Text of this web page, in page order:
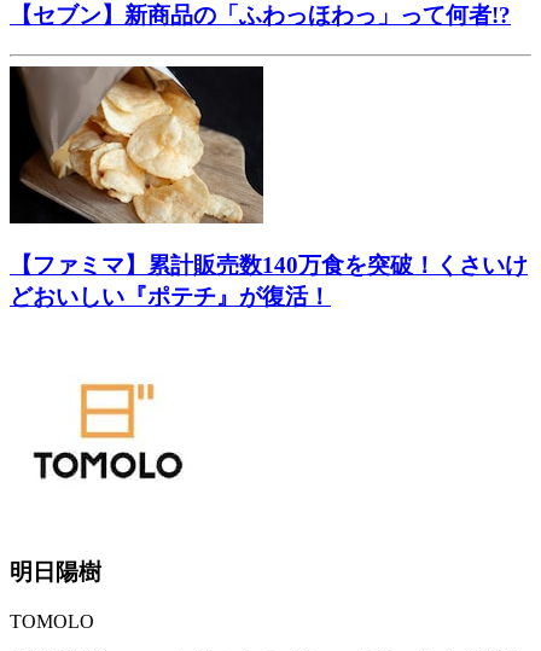
【セブン】新商品の「ふわっほわっ」って何者!?
【ファミマ】累計販売数140万食を突破！くさいけ
どおいしい『ポテチ』が復活！
明日陽樹
TOMOLO